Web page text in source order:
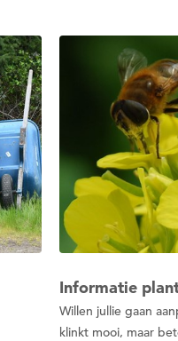
Informatie
Willen jullie gaan
klinkt mooi, maar
Om deze
ingelogd zijn.
Wil je nu
Nee
moet je
Wil je nu